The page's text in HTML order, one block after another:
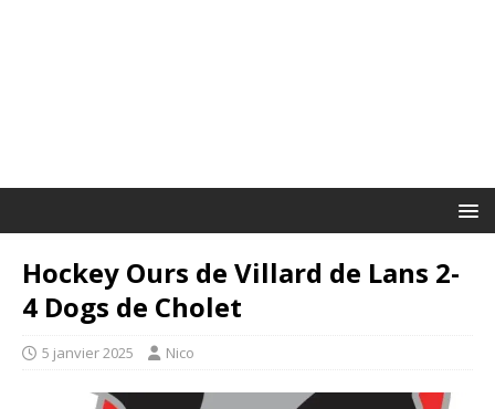
Hockey Ours de Villard de Lans 2-
4 Dogs de Cholet
5 janvier 2025 Nico